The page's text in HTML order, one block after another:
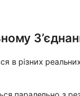
в різних